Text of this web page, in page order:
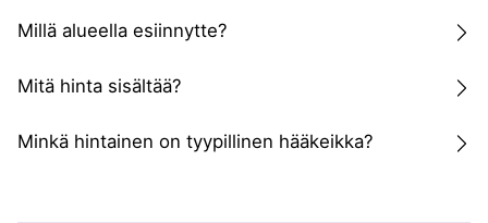
Millä alueella esiinnytte?
Mitä hinta sisältää?
Minkä hintainen on tyypillinen hääkeikka?